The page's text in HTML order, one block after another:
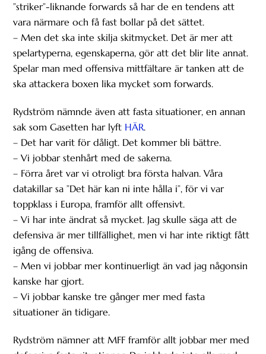
”striker”-liknande forwards så har de en tendens att
vara närmare och få fast bollar på det sättet.
– Men det ska inte skilja skitmycket. Det är mer att
spelartyperna, egenskaperna, gör att det blir lite annat.
Spelar man med offensiva mittfältare är tanken att de
ska attackera boxen lika mycket som forwards.
Rydström nämnde även att fasta situationer, en annan
sak som Gasetten har lyft HÄR.
– Det har varit för dåligt. Det kommer bli bättre.
– Vi jobbar stenhårt med de sakerna.
– Förra året var vi otroligt bra första halvan. Våra
datakillar sa ”Det här kan ni inte hålla i”, för vi var
toppklass i Europa, framför allt offensivt.
– Vi har inte ändrat så mycket. Jag skulle säga att de
defensiva är mer tillfällighet, men vi har inte riktigt fått
igång de offensiva.
– Men vi jobbar mer kontinuerligt än vad jag någonsin
kanske har gjort.
– Vi jobbar kanske tre gånger mer med fasta
situationer än tidigare.
Rydström nämner att MFF framför allt jobbar mer med